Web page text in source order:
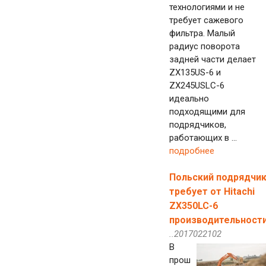
технологиями и не
требует сажевого
фильтра. Малый
радиус поворота
задней части делает
ZX135US-6 и
ZX245USLC-6
идеально
подходящими для
подрядчиков,
работающих в ...
подробнее
Польский подрядчик
требует от Hitachi
ZX350LC-6
..2017022102
В
прош